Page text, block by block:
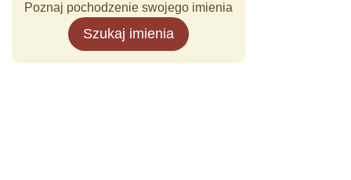
Poznaj pochodzenie swojego imienia
Szukaj imienia